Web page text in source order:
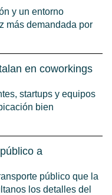
y un entorno
más demandada por
en coworkings
startups y equipos
bien
a
público que la
los detalles del